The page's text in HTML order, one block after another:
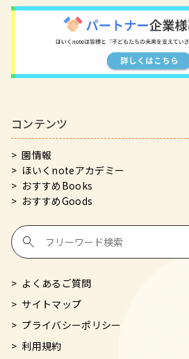
コンテンツ
園情報
ほいくnoteアカデミー
おすすめBooks
おすすめGoods
よくあるご質問
サイトマップ
プライバシーポリシー
利用規約